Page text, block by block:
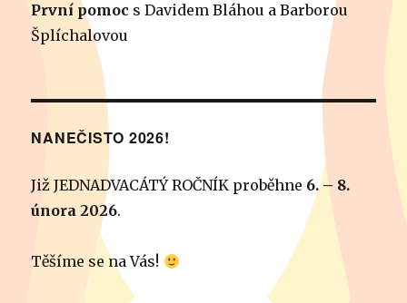
První pomoc s Davidem Bláhou a Barborou
Šplíchalovou
NANEČISTO 2026!
Již JEDNADVACÁTÝ ROČNÍK proběhne 6. – 8.
února 2026.
Těšíme se na Vás!